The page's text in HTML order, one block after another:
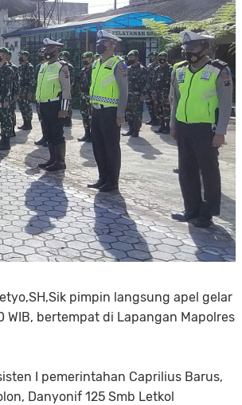
pimpin langsung apel gelar
WIB, bertempat di Lapangan Mapolres
I pemerintahan Caprilius Barus,
Danyonif 125 Smb Letkol